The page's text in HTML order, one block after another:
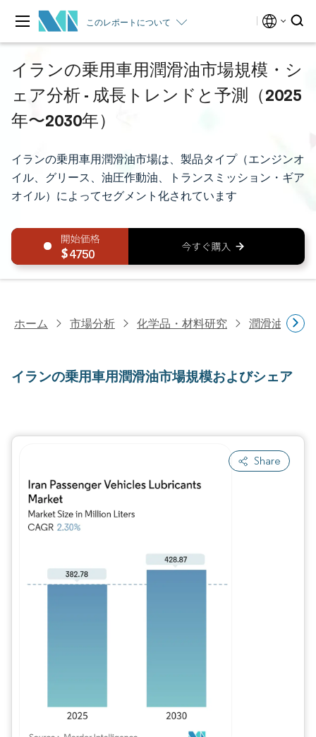
このレポートについて
イランの乗用車用潤滑油市場規模・シ
ェア分析 - 成長トレンドと予測（2025
年〜2030年）
イランの乗用車用潤滑油市場は、製品タイプ（エンジンオ
イル、グリース、油圧作動油、トランスミッション・ギア
オイル）によってセグメント化されています
4750
ホーム 市場分析 化学品・材料研究 潤滑油・燃
イランの乗用車用潤滑油市場規模およびシェア
Share